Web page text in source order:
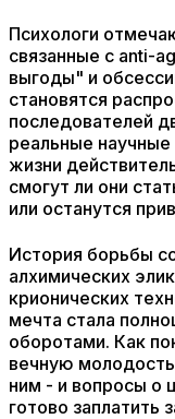
Психологи
связанные с anti-
выгоды" и
становятся
последователей
реальные
жизни
смогут ли они
или останутся
История борьбы
алхимических
крионических
мечта стала
оборотами. Как
вечную
ним - и вопросы о
готово заплатить